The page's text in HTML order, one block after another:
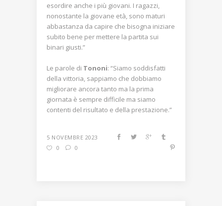
esordire anche i più giovani. I ragazzi,
nonostante la giovane età, sono maturi
abbastanza da capire che bisogna iniziare
subito bene per mettere la partita sui
binari giusti.”
Le parole di Tononi: “Siamo soddisfatti
della vittoria, sappiamo che dobbiamo
migliorare ancora tanto ma la prima
giornata è sempre difficile ma siamo
contenti del risultato e della prestazione.”
5 NOVEMBRE 2023
0
0